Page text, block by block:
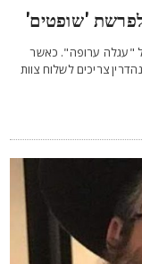
'שופטים'
ערופה". כאשר
צריכים לשלוח צוות